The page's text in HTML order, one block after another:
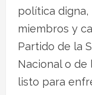
política
miembros y
Partido de la
Nacional o de
listo para